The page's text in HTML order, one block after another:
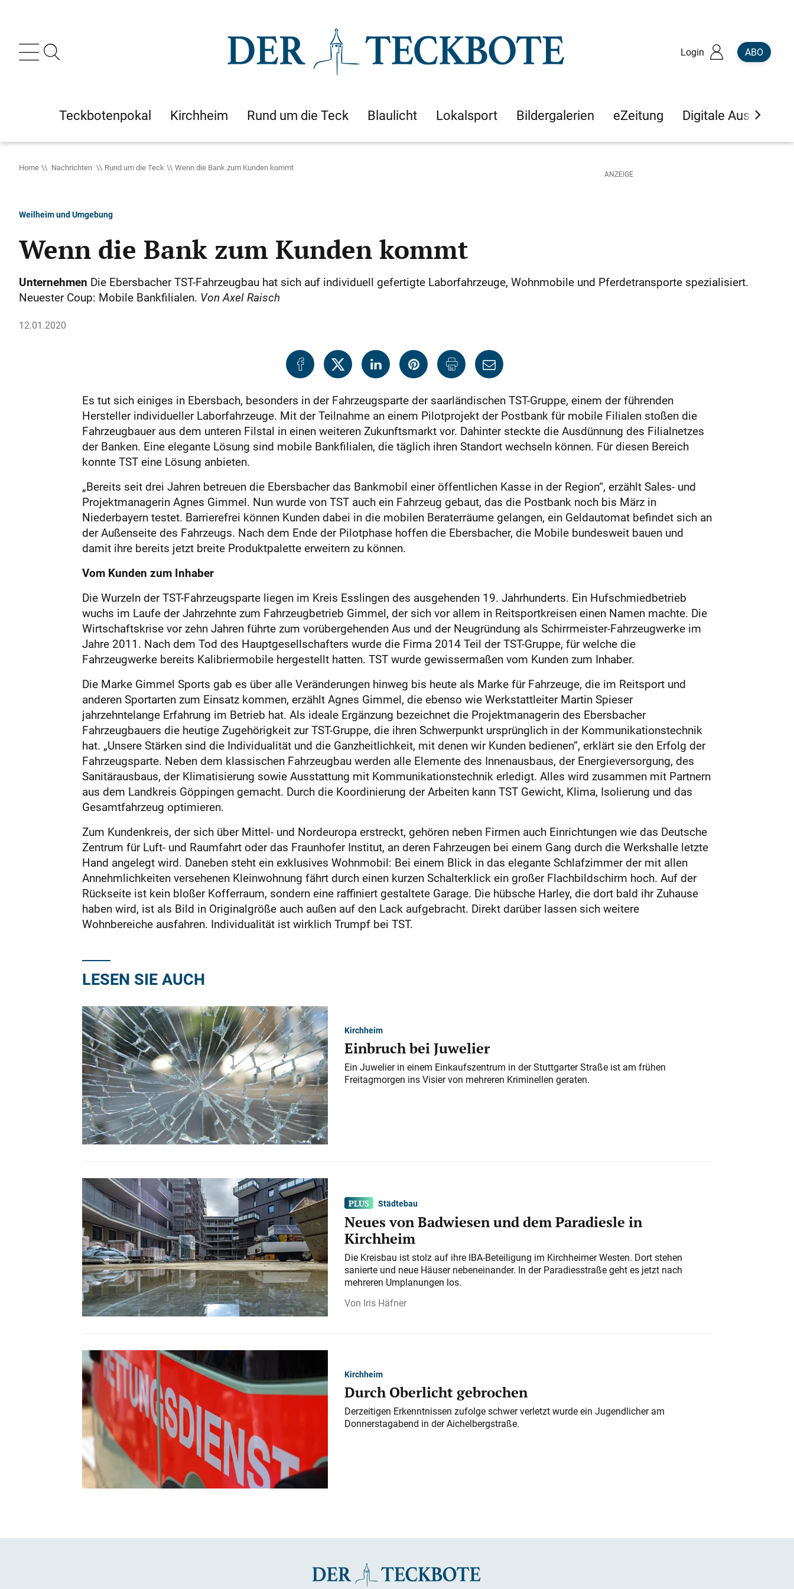
Login ABO
Teckbotenpokal Kirchheim Rund um die Teck Blaulicht Lokalsport Bildergalerien eZeitung Digitale Ausgaben
Home Nachrichten Rund um die Teck Wenn die Bank zum Kunden kommt
Weilheim und Umgebung
Wenn die Bank zum Kunden kommt
Unternehmen Die Ebersbacher TST-Fahrzeugbau hat sich auf individuell gefertigte Laborfahrzeuge, Wohnmobile und Pferdetransporte spezialisiert.
Neuester Coup: Mobile Bankfilialen. Von Axel Raisch
12.01.2020
Es tut sich einiges in Ebersbach, besonders in der Fahrzeugsparte der saarländischen TST-Gruppe, einem der führenden
Hersteller individueller Laborfahrzeuge. Mit der Teilnahme an einem Pilotprojekt der Postbank für mobile Filialen stoßen die
Fahrzeugbauer aus dem unteren Filstal in einen weiteren Zukunftsmarkt vor. Dahinter steckte die Ausdünnung des Filialnetzes
der Banken. Eine elegante Lösung sind mobile Bankfilialen, die täglich ihren Standort wechseln können. Für diesen Bereich
konnte TST eine Lösung anbieten.
„Bereits seit drei Jahren betreuen die Ebersbacher das Bankmobil einer öffentlichen Kasse in der Region“, erzählt Sales- und
Projektmanagerin Agnes Gimmel. Nun wurde von TST auch ein Fahrzeug gebaut, das die Postbank noch bis März in
Niederbayern testet. Barrierefrei können Kunden dabei in die mobilen Beraterräume gelangen, ein Geldautomat befindet sich an
der Außenseite des Fahrzeugs. Nach dem Ende der Pilotphase hoffen die Ebersbacher, die Mobile bundesweit bauen und
damit ihre bereits jetzt breite Produktpalette erweitern zu können.
Vom Kunden zum Inhaber
Die Wurzeln der TST-Fahrzeugsparte liegen im Kreis Esslingen des ausgehenden 19. Jahrhunderts. Ein Hufschmiedbetrieb
wuchs im Laufe der Jahrzehnte zum Fahrzeugbetrieb Gimmel, der sich vor allem in Reitsportkreisen einen Namen machte. Die
Wirtschaftskrise vor zehn Jahren führte zum vorübergehenden Aus und der Neugründung als Schirrmeister-Fahrzeugwerke im
Jahre 2011. Nach dem Tod des Hauptgesellschafters wurde die Firma 2014 Teil der TST-Gruppe, für welche die
Fahrzeugwerke bereits Kalibriermobile hergestellt hatten. TST wurde gewissermaßen vom Kunden zum Inhaber.
Die Marke Gimmel Sports gab es über alle Veränderungen hinweg bis heute als Marke für Fahrzeuge, die im Reitsport und
anderen Sportarten zum Einsatz kommen, erzählt Agnes Gimmel, die ebenso wie Werkstattleiter Martin Spieser
jahrzehntelange Erfahrung im Betrieb hat. Als ideale Ergänzung bezeichnet die Projektmanagerin des Ebersbacher
Fahrzeugbauers die heutige Zugehörigkeit zur TST-Gruppe, die ihren Schwerpunkt ursprünglich in der Kommunikationstechnik
hat. „Unsere Stärken sind die Individualität und die Ganzheitlichkeit, mit denen wir Kunden bedienen”, erklärt sie den Erfolg der
Fahrzeugsparte. Neben dem klassischen Fahrzeugbau werden alle Elemente des Innenausbaus, der Energieversorgung, des
Sanitärausbaus, der Klimatisierung sowie Ausstattung mit Kommunikationstechnik erledigt. Alles wird zusammen mit Partnern
aus dem Landkreis Göppingen gemacht. Durch die Koordinierung der Arbeiten kann TST Gewicht, Klima, Isolierung und das
Gesamtfahrzeug optimieren.
Zum Kundenkreis, der sich über Mittel- und Nordeuropa erstreckt, gehören neben Firmen auch Einrichtungen wie das Deutsche
Zentrum für Luft- und Raumfahrt oder das Fraunhofer Institut, an deren Fahrzeugen bei einem Gang durch die Werkshalle letzte
Hand angelegt wird. Daneben steht ein exklusives Wohnmobil: Bei einem Blick in das elegante Schlafzimmer der mit allen
Annehmlichkeiten versehenen Kleinwohnung fährt durch einen kurzen Schalterklick ein großer Flachbildschirm hoch. Auf der
Rückseite ist kein bloßer Kofferraum, sondern eine raffiniert gestaltete Garage. Die hübsche Harley, die dort bald ihr Zuhause
haben wird, ist als Bild in Originalgröße auch außen auf den Lack aufgebracht. Direkt darüber lassen sich weitere
Wohnbereiche ausfahren. Individualität ist wirklich Trumpf bei TST.
LESEN SIE AUCH
Kirchheim
Einbruch bei Juwelier
Ein Juwelier in einem Einkaufszentrum in der Stuttgarter Straße ist am frühen
Freitagmorgen ins Visier von mehreren Kriminellen geraten.
Städtebau
Neues von Badwiesen und dem Paradiesle in
Kirchheim
Die Kreisbau ist stolz auf ihre IBA-Beteiligung im Kirchheimer Westen. Dort stehen
sanierte und neue Häuser nebeneinander. In der Paradiesstraße geht es jetzt nach
mehreren Umplanungen los.
Iris Häfner
Kirchheim
Durch Oberlicht gebrochen
Derzeitigen Erkenntnissen zufolge schwer verletzt wurde ein Jugendlicher am
Donnerstagabend in der Aichelbergstraße.